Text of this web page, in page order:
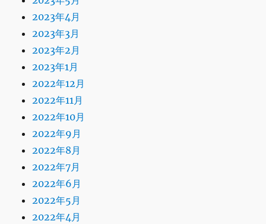
2023年4月
2023年3月
2023年2月
2023年1月
2022年12月
2022年11月
2022年10月
2022年9月
2022年8月
2022年7月
2022年6月
2022年5月
2022年4月